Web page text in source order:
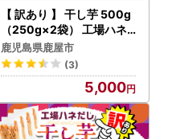
【 訳あり 】 干し芋 500g
（250g×2袋） 工場ハネ
だし品 紅はるか KN161-0
02-02 野菜 菓子 さつまい
も
鹿児島県鹿屋市
(3)
5,000